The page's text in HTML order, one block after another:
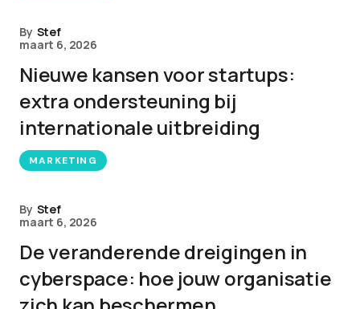
By Stef
maart 6, 2026
Nieuwe kansen voor startups:
extra ondersteuning bij
internationale uitbreiding
MARKETING
By Stef
maart 6, 2026
De veranderende dreigingen in
cyberspace: hoe jouw organisatie